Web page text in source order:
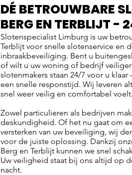
DÉ BETROUWBARE
BERG EN TERBLIJT -
Slotenspecialist Limburg is uw
Terblijt voor snelle slotenservice en
inbraakbeveiliging. Bent u
of wilt u uw woning of bedrijf veiliger
slotenmakers staan 24/7 voor u
een snelle responstijd. Wij leveren
snel weer veilig en comfortabel voelt.
Zowel particulieren als bedrijven
deskundigheid. Of het nu gaat om
versterken van uw beveiliging, wij
voor de juiste oplossing. Dankzij
Berg en Terblijt kunnen we snel
Uw veiligheid staat bij ons altijd op
nacht.​